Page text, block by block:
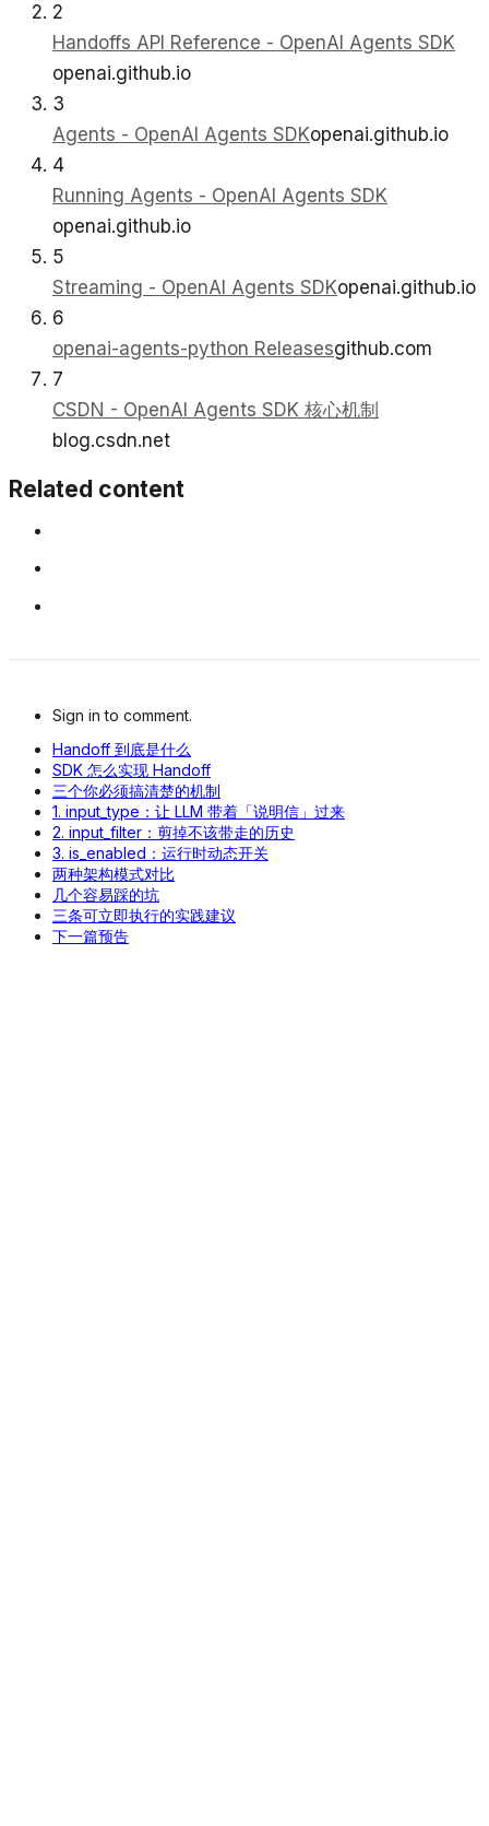
2
Handoffs API Reference - OpenAI Agents SDK
openai.github.io
3
Agents - OpenAI Agents SDKopenai.github.io
4
Running Agents - OpenAI Agents SDK
openai.github.io
5
Streaming - OpenAI Agents SDKopenai.github.io
6
openai-agents-python Releasesgithub.com
7
CSDN - OpenAI Agents SDK 核心机制
blog.csdn.net
Related content
Sign in to comment.
Handoff 到底是什么
SDK 怎么实现 Handoff
三个你必须搞清楚的机制
1. input_type：让 LLM 带着「说明信」过来
2. input_filter：剪掉不该带走的历史
3. is_enabled：运行时动态开关
两种架构模式对比
几个容易踩的坑
三条可立即执行的实践建议
下一篇预告